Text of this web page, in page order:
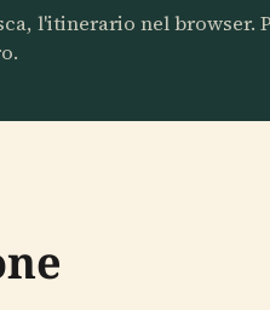
l'itinerario nel browser.